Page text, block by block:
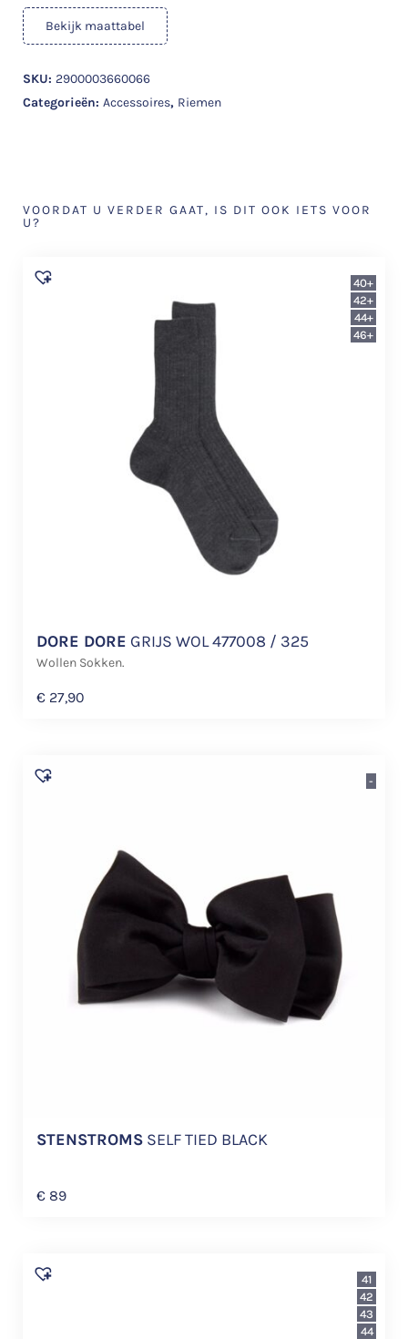
Bekijk maattabel
SKU: 2900003660066
Categorieën: Accessoires, Riemen
VOORDAT U VERDER GAAT, IS DIT OOK IETS VOOR
U?
DORE DORE GRIJS WOL 477008 / 325
Wollen Sokken.
€ 27,90
40+
42+
44+
46+
STENSTROMS SELF TIED BLACK
€ 89
-
41
42
43
44